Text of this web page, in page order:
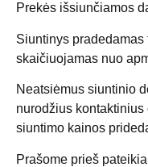
Prekės išsiunčiamos
Siuntinys pradedamas
skaičiuojamas nuo
Neatsiėmus siuntinio
nurodžius
siuntimo kainos
Prašome prieš